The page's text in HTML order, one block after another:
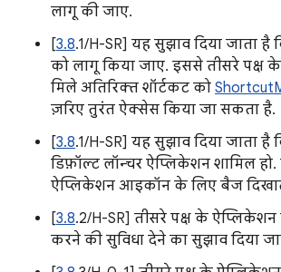
लागू की जाए.
[3.8.1/H-SR] यह सुझाव दिया जाता है
को लागू किया जाए. इससे तीसरे पक्ष
मिले अतिरिक्त शॉर्टकट को
ज़रिए तुरंत ऐक्सेस किया जा सकता है.
[3.8.1/H-SR] यह सुझाव दिया जाता है
डिफ़ॉल्ट लॉन्चर ऐप्लिकेशन शामिल
ऐप्लिकेशन आइकॉन के लिए बैज
[3.8.2/H-SR] तीसरे पक्ष के
करने की सुविधा देने का सुझाव दिया